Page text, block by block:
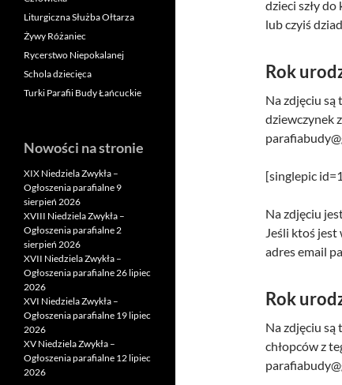
dzieci szły
lub czyiś
Rok
Na zdjęciu są
dziewczynek
[singlepic
Na zdjęciu
Jeśli ktoś
adres email
Rok
Na zdjęciu są
chłopców z
Liturgiczna Służba Ołtarza
Żywy Różaniec
Rycerstwo Niepokalanej
Schola dziecięca
Turki Parafii Budy Łańcuckie
Nowości na stronie
XIX Niedziela Zwykła –
Ogłoszenia parafialne 9
sierpień 2026
XVIII Niedziela Zwykła –
Ogłoszenia parafialne 2
sierpień 2026
XVII Niedziela Zwykła –
Ogłoszenia parafialne 26 lipiec
2026
XVI Niedziela Zwykła –
Ogłoszenia parafialne 19 lipiec
2026
XV Niedziela Zwykła –
Ogłoszenia parafialne 12 lipiec
2026